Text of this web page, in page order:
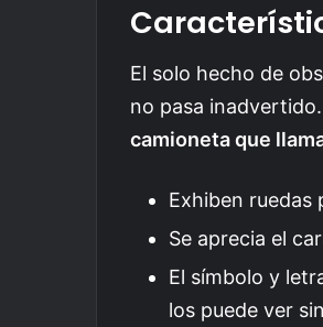
El solo hecho de
no pasa
camioneta que
Exhiben ruedas
Se aprecia el
El símbolo y
los puede ver